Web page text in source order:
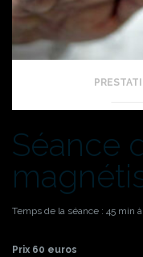
Séance
Temps de la séance : 45 min à
Prix 60 euros